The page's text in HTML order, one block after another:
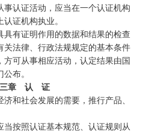
证活动，应当在一个认证机构
证机构执业。
证明作用的数据和结果的检查
关法律、行政法规规定的基本条件
可从事相应活动，认定结果由国
布。
三章 认 证
社会发展的需要，推行产品、
照认证基本规范、认证规则从